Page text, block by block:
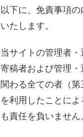
以下に、免責事項
いたします。
当サイトの管理者・
寄稿者および管理
関わる全ての者（
を利用したことに
も責任を負いません